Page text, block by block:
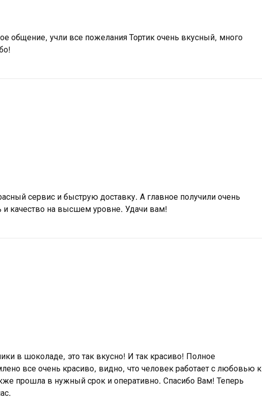
общение, учли все пожелания Тортик очень вкусный, много
сервис и быструю доставку. А главное получили очень
и качество на высшем уровне. Удачи вам!
в шоколаде, это так вкусно! И так красиво! Полное
все очень красиво, видно, что человек работает с любовью к
прошла в нужный срок и оперативно. Спасибо Вам! Теперь